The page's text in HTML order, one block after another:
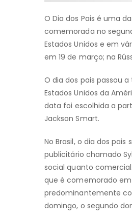
O Dia dos Pais é uma
comemorada no
Estados Unidos e em
em 19 de março; na
O dia dos pais passou
Estados Unidos da
data foi escolhida a
Jackson Smart.
No Brasil, o dia dos
publicitário chamado
social quanto
que é comemorado em
predominantemente
domingo, o segundo